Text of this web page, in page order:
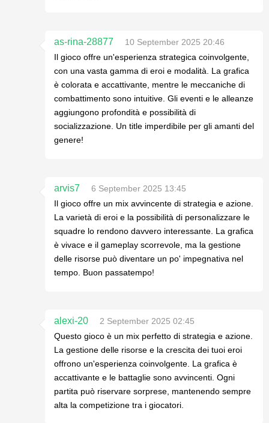
as-rina-28877
10 September 2025 20:46
Il gioco offre un'esperienza strategica coinvolgente,
con una vasta gamma di eroi e modalità. La grafica
è colorata e accattivante, mentre le meccaniche di
combattimento sono intuitive. Gli eventi e le alleanze
aggiungono profondità e possibilità di
socializzazione. Un title imperdibile per gli amanti del
genere!
arvis7
6 September 2025 13:45
Il gioco offre un mix avvincente di strategia e azione.
La varietà di eroi e la possibilità di personalizzare le
squadre lo rendono davvero interessante. La grafica
è vivace e il gameplay scorrevole, ma la gestione
delle risorse può diventare un po' impegnativa nel
tempo. Buon passatempo!
alexi-20
2 September 2025 02:45
Questo gioco è un mix perfetto di strategia e azione.
La gestione delle risorse e la crescita dei tuoi eroi
offrono un'esperienza coinvolgente. La grafica è
accattivante e le battaglie sono avvincenti. Ogni
partita può riservare sorprese, mantenendo sempre
alta la competizione tra i giocatori.